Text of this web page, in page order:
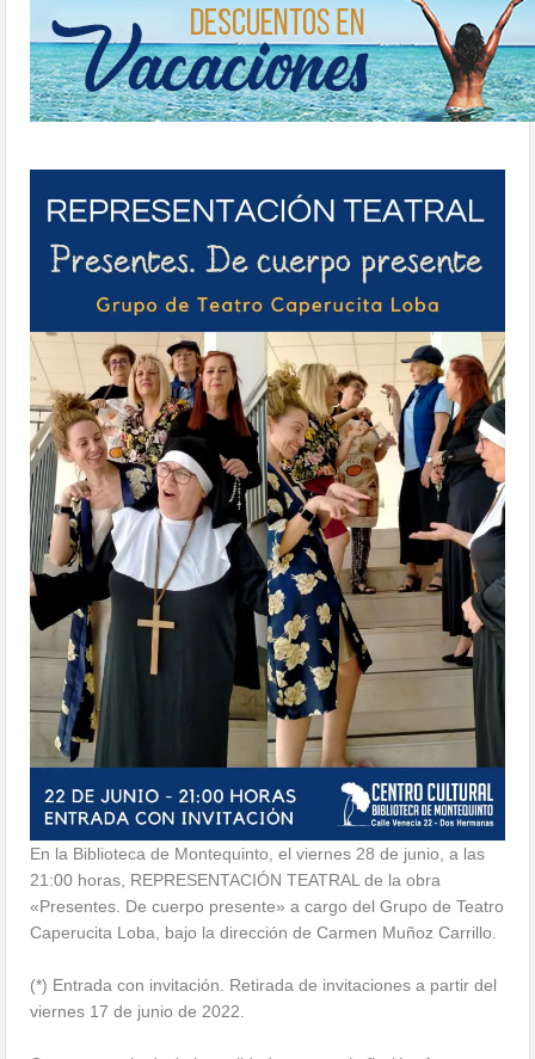
En la Biblioteca de Montequinto, el viernes 28 de junio, a las
21:00 horas, REPRESENTACIÓN TEATRAL de la obra
«Presentes. De cuerpo presente» a cargo del Grupo de Teatro
Caperucita Loba, bajo la dirección de Carmen Muñoz Carrillo.
(*) Entrada con invitación. Retirada de invitaciones a partir del
viernes 17 de junio de 2022.